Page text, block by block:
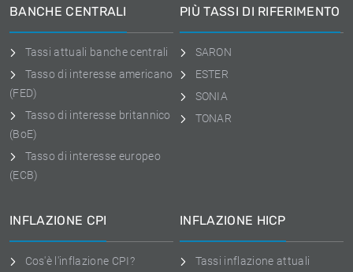
BANCHE CENTRALI
Tassi attuali banche centrali
Tasso di interesse americano
(FED)
Tasso di interesse britannico
(BoE)
Tasso di interesse europeo
(ECB)
PIÙ TASSI DI RIFERIMENTO
SARON
ESTER
SONIA
TONAR
INFLAZIONE CPI
Cos'è l'inflazione CPI?
INFLAZIONE HICP
Tassi inflazione attuali